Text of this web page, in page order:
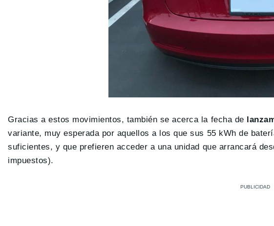
Gracias a estos movimientos, también se acerca la fecha de
variante, muy esperada por aquellos a los que sus 55 kWh de
suficientes, y que prefieren acceder a una unidad que arrancará
impuestos).